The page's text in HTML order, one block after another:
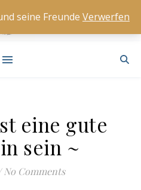
eine gute
sein ~
No Comments
seine Freunde Verwerfen